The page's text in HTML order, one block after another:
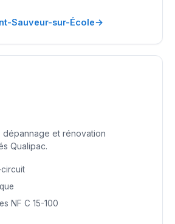
Sauveur-sur-École→
dépannage et rénovation
Qualipac.
circuit
NF C 15-100